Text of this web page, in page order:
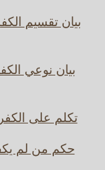
بيان تقسيم
بيان نوعي
تكلم على الكفر
حكم من لم